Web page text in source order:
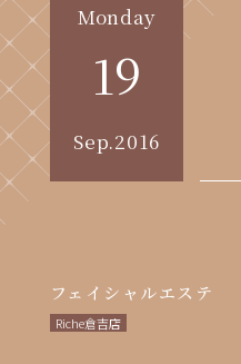
Monday
19
Sep.2016
フェイシャルエステ
Riche倉吉店